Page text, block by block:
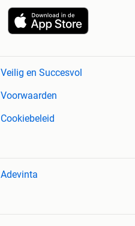
Veilig en Succesvol
Voorwaarden
Cookiebeleid
Adevinta